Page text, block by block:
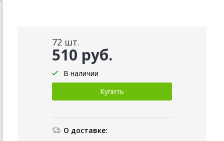
72 шт.
510 руб.
В наличии
О доставке: